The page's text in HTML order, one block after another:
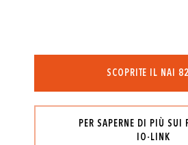
SCOPRITE IL NAI
PER SAPERNE DI PIÙ SUI
IO-LINK